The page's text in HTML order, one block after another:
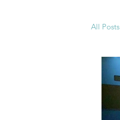
All Posts